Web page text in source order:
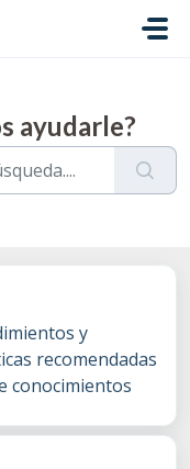
ayudarle?
y
recomendadas
conocimientos